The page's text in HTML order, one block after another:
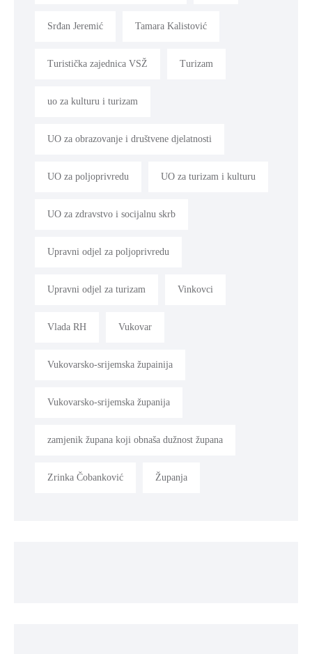
Srđan Jeremić Tamara Kalistović
Turistička zajednica VSŽ Turizam
uo za kulturu i turizam
UO za obrazovanje i društvene djelatnosti
UO za poljoprivredu UO za turizam i kulturu
UO za zdravstvo i socijalnu skrb
Upravni odjel za poljoprivredu
Upravni odjel za turizam Vinkovci
Vlada RH Vukovar
Vukovarsko-srijemska župainija
Vukovarsko-srijemska županija
zamjenik župana koji obnaša dužnost župana
Zrinka Čobanković Županja